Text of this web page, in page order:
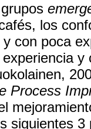
los
con poca
Process
siguientes